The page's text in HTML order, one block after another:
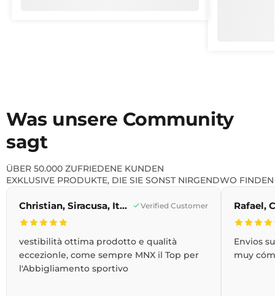
Was unsere Community
sagt
ÜBER 50.000 ZUFRIEDENE KUNDEN
EXKLUSIVE PRODUKTE, DIE SIE SONST NIRGENDWO FINDEN
Christian, Siracusa, Italien Verified Customer
vestibilità ottima prodotto e qualità
eccezionle, come sempre MNX il Top per
l'Abbigliamento sportivo
Envios
muy